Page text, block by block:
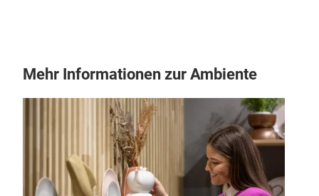
Mehr Informationen zur Ambiente